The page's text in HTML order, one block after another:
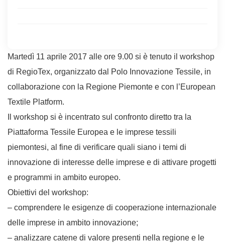
Martedì 11 aprile 2017 alle ore 9.00 si è tenuto il workshop
di RegioTex, organizzato dal Polo Innovazione Tessile, in
collaborazione con la Regione Piemonte e con l’European
Textile Platform.
Il workshop si è incentrato sul confronto diretto tra la
Piattaforma Tessile Europea e le imprese tessili
piemontesi, al fine di verificare quali siano i temi di
innovazione di interesse delle imprese e di attivare progetti
e programmi in ambito europeo.
Obiettivi del workshop:
– comprendere le esigenze di cooperazione internazionale
delle imprese in ambito innovazione;
– analizzare catene di valore presenti nella regione e le